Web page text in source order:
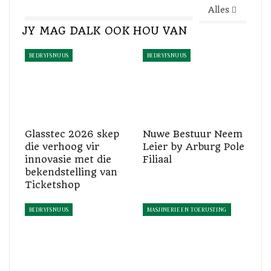
Coperion K-Tron K3 vibrerende
aandryfstelsel en is geskik vir die
hoogs akkuraate voeding van
Alles
JY MAG DALK OOK HOU VAN
BEDRYFSNUUS
Glasstec 2026 skep
die verhoog vir
innovasie met die
bekendstelling van
Ticketshop
BEDRYFSNUUS
Nuwe Bestuur Neem
Leier by Arburg Pole
Filiaal
BEDRYFSNUUS MASJINERIE EN TOERUSTING